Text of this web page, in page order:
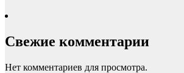
Свежие комментарии
Нет комментариев для просмотра.